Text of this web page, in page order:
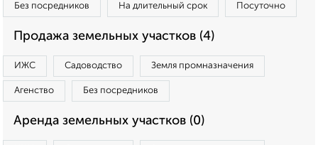
Без посредников На длительный срок Посуточно
Продажа земельных участков (4)
ИЖС Садоводство Земля промназначения
Агенство Без посредников
Аренда земельных участков (0)